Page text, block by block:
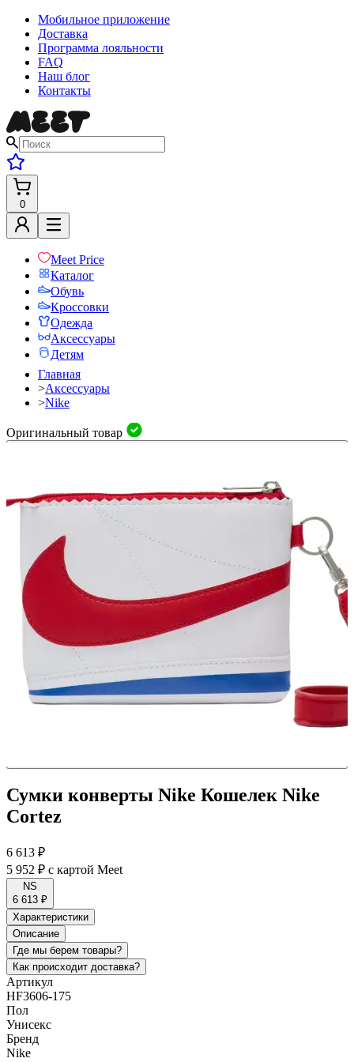
Мобильное приложение
Доставка
Программа лояльности
FAQ
Наш блог
Контакты
0
Meet Price
Каталог
Обувь
Кроссовки
Одежда
Аксессуары
Детям
Главная
>Аксессуары
>Nike
Оригинальный товар
Сумки конверты Nike Кошелек Nike
Cortez
6 613 ₽
5 952 ₽ с картой Meet
NS
6 613 ₽
Характеристики
Описание
Где мы берем товары?
Как происходит доставка?
Артикул
HF3606-175
Пол
Унисекс
Бренд
Nike